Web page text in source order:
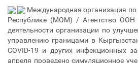
Международная организация
Республике (МОМ) / Агентство
деятельности организации по
управлению границами в
COVID-19 и других инфекционных
апреля проведено симуляционное